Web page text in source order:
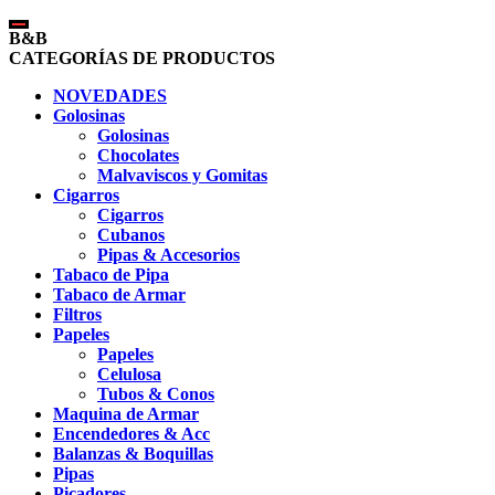
B&B
CATEGORÍAS DE PRODUCTOS
NOVEDADES
Golosinas
Golosinas
Chocolates
Malvaviscos y Gomitas
Cigarros
Cigarros
Cubanos
Pipas & Accesorios
Tabaco de Pipa
Tabaco de Armar
Filtros
Papeles
Papeles
Celulosa
Tubos & Conos
Maquina de Armar
Encendedores & Acc
Balanzas & Boquillas
Pipas